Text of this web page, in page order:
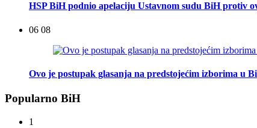
HSP BiH podnio apelaciju Ustavnom sudu BiH protiv
06 08
Ovo je postupak glasanja na predstojećim izborima u
Popularno BiH
1